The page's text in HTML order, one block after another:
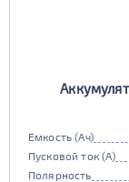
Емкость (Ач)
Пусковой ток (А)
Полярность